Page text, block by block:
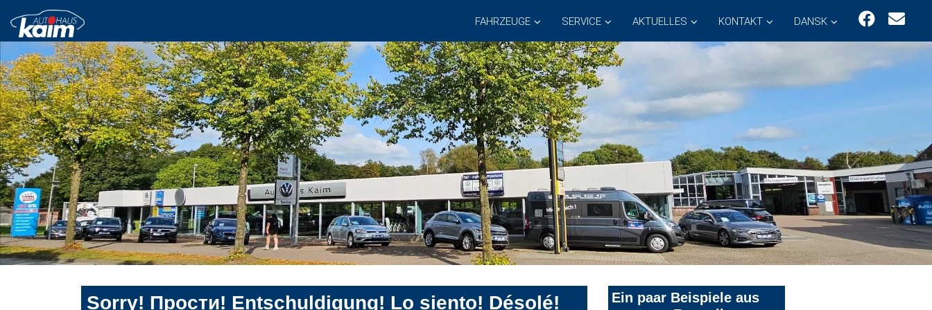
FAHRZEUGE SERVICE AKTUELLES KONTAKT DANSK
Sorry! Прости! Entschuldigung! Lo siento! Désolé!
Ein paar Beispiele aus